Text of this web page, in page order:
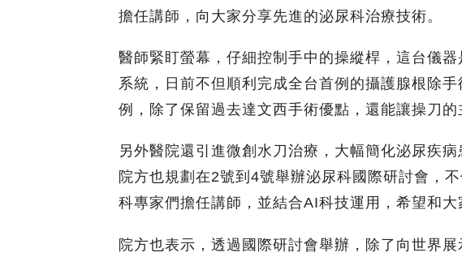
擔任講師，向大家分享先進的泌尿科治療技術。
醫師緊盯螢幕，仔細控制手中的操縱桿，這台儀
系統，日前不但順利完成全台首例的攝護腺根除
例，除了保留過去達文西手術優點，還能讓操刀的
另外醫院還引進微創水刀治療，大幅簡化泌尿疾
院方也規劃在2號到4號舉辦泌尿科國際研討會，
科專家們擔任講師，並結合AI科技運用，希望和大
院方也表示，透過國際研討會舉辦，除了向世界